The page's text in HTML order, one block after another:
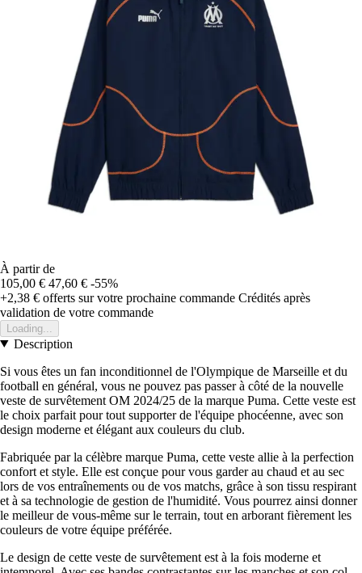
À partir de
105,00 € 47,60 € -55%
+2,38 € offerts sur votre prochaine commande Crédités après
validation de votre commande
Loading...
Description
Si vous êtes un fan inconditionnel de l'Olympique de Marseille et du
football en général, vous ne pouvez pas passer à côté de la nouvelle
veste de survêtement OM 2024/25 de la marque Puma. Cette veste est
le choix parfait pour tout supporter de l'équipe phocéenne, avec son
design moderne et élégant aux couleurs du club.
Fabriquée par la célèbre marque Puma, cette veste allie à la perfection
confort et style. Elle est conçue pour vous garder au chaud et au sec
lors de vos entraînements ou de vos matchs, grâce à son tissu respirant
et à sa technologie de gestion de l'humidité. Vous pourrez ainsi donner
le meilleur de vous-même sur le terrain, tout en arborant fièrement les
couleurs de votre équipe préférée.
Le design de cette veste de survêtement est à la fois moderne et